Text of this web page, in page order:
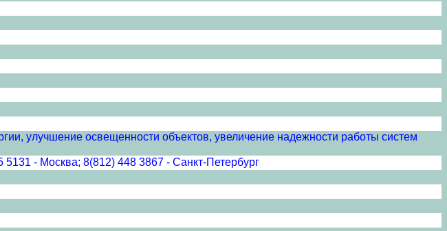
улучшение освещенности объектов, увеличение надежности работы систем
5131 - Москва; 8(812) 448 3867 - Санкт-Петербург